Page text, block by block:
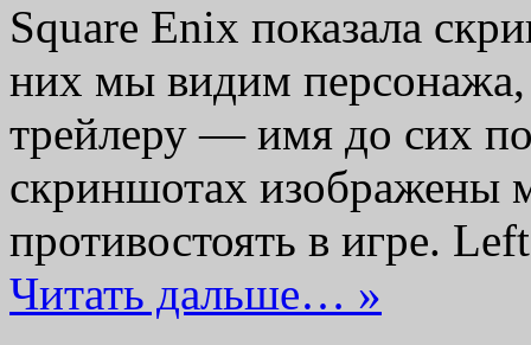
Square Enix показала
них мы видим
трейлеру — имя до сих
скриншотах изображены
противостоять в игре.
Читать дальше… »